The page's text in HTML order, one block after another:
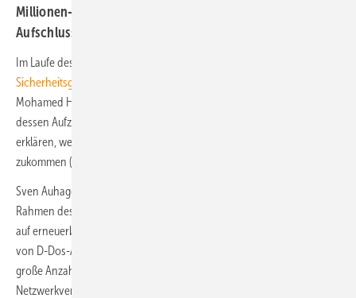
Millionen-Höhe. Die Aufzeichnung unseres Webinars gibt
Aufschluss.
Im Laufe des Jahres erwarten wir die Verabschiedung des
Sicherheitsgesetzes 3.0
Mohamed Harrou zu einem Webinar von ERNEUERBARE ENERGIEN,
dessen Aufzeichnung Sie jetzt auf unserer Website finden, wird er
erklären, welche Anforderungen auf die #Wind und #PV Branche
zukommen (könnten).
Sven Auhagen, Entwicklungsleiter der Firma Voleatech, sprach im
Rahmen des Webinars über D-Dos-Attacken und ihre Auswirkungen
auf erneuerbare Energien. Zunächst erklärte er die Funktionsweise
von D-Dos-Attacken. So erführen die Zuhörer, dass die Angreifer eine
große Anzahl an Geräten, sogenannte Bots, kontrollieren, um massiv
Netzwerkverkehr zu generieren. „Bots schicken dann massenweise